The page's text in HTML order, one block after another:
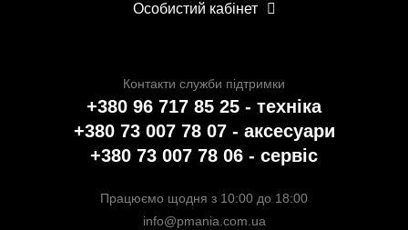
Особистий кабінет
Контакти служби підтримки
+380 96 717 85 25 - техніка
+380 73 007 78 07 - аксесуари
+380 73 007 78 06 - сервіс
Працюємо щодня з 10:00 до 18:00
info@pmania.com.ua